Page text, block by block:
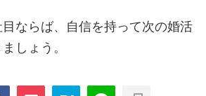
ならば、自信を持って次の婚活
しょう。